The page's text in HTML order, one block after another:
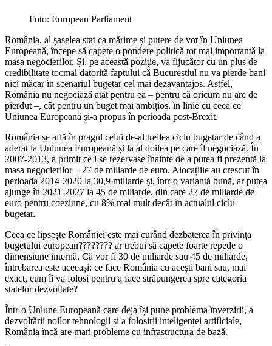
Foto: European Parliament
România, al șaselea stat ca mărime și putere de vot în Uniunea
Europeană, începe să capete o pondere politică tot mai importantă la
masa negocierilor. Și, pe această poziție, va fijucător cu un plus de
credibilitate tocmai datorită faptului că Bucureștiul nu va pierde bani
nici măcar în scenariul bugetar cel mai dezavantajos. Astfel,
România nu negociază atât pentru ea – pentru că oricum nu are de
pierdut –, cât pentru un buget mai ambițios, în linie cu ceea ce
Uniunea Europeană și-a propus în perioada post-Brexit.
România se află în pragul celui de-al treilea ciclu bugetar de când a
aderat la Uniunea Europeană și la al doilea pe care îl negociază. În
2007-2013, a primit ce i se rezervase înainte de a putea fi prezentă la
masa negocierilor – 27 de miliarde de euro. Alocațiile au crescut în
perioada 2014-2020 la 30,9 miliarde și, într-o variantă bună, ar putea
ajunge în 2021-2027 la 45 de miliarde, din care 27 de miliarde de
euro pentru coeziune, cu 8% mai mult decât în actualul ciclu
bugetar.
Ceea ce lipsește României este mai curând dezbaterea în privința
bugetului european???????? ar trebui să capete foarte repede o
dimensiune internă. Că vor fi 30 de miliarde sau 45 de miliarde,
întrebarea este aceeași: ce face România cu acești bani sau, mai
exact, cum îi va folosi pentru a face străpungerea spre categoria
statelor dezvoltate?
Într-o Uniune Europeană care deja își pune problema înverzirii, a
dezvoltării noilor tehnologii și a folosirii inteligenței artificiale,
România încă are mari probleme cu infrastructura de bază.